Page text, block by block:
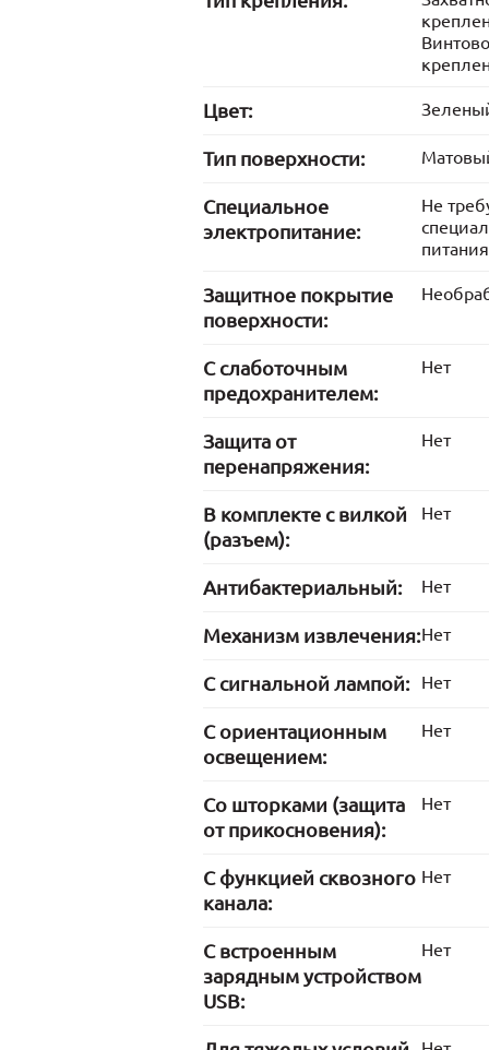
Цвет:
Тип поверхности:
Cпециальное
электропитание:
Не
питания
Защитное покрытие
поверхности:
С слаботочным
предохранителем:
Нет
Защита от
перенапряжения:
Нет
В комплекте с вилкой
(разъем):
Нет
Антибактериальный: Нет
Механизм извлечения:Нет
С сигнальной лампой: Нет
С ориентационным
освещением:
Нет
Со шторками (защита
от прикосновения):
Нет
С функцией сквозного
канала:
Нет
С встроенным
зарядным устройством
USB:
Нет